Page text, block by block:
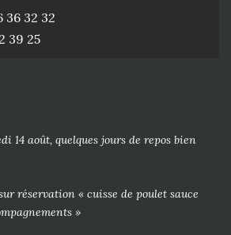
36 32 32
39 25
14 août, quelques jours de repos bien
réservation « cuisse de poulet sauce
»